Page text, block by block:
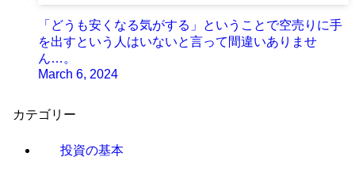
「どうも安くなる気がする」ということで空売りに手
を出すという人はいないと言って間違いありませ
ん…。
March 6, 2024
カテゴリー
投資の基本